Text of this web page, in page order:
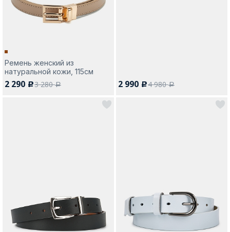
Ремень женский из
натуральной кожи, 115см
2 290 c3 280a 2 990 c4 980a